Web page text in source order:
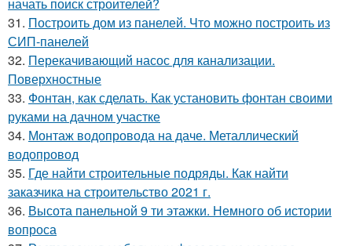
начать поиск строителей?
31. Построить дом из панелей. Что можно построить из
СИП-панелей
32. Перекачивающий насос для канализации.
Поверхностные
33. Фонтан, как сделать. Как установить фонтан своими
руками на дачном участке
34. Монтаж водопровода на даче. Металлический
водопровод
35. Где найти строительные подряды. Как найти
заказчика на строительство 2021 г.
36. Высота панельной 9 ти этажки. Немного об истории
вопроса